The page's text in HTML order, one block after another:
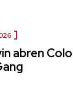
abren